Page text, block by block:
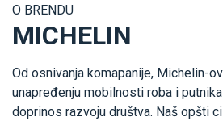
O BRENDU
MICHELIN
Od osnivanja komapanije, Michelin-
unapređenju mobilnosti roba i
doprinos razvoju društva. Naš opšti